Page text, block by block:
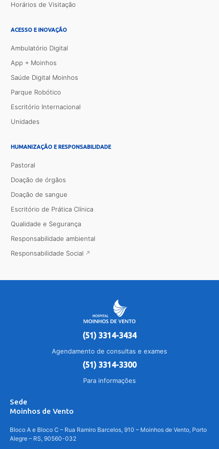
Horários de Visitação
ACESSO E INOVAÇÃO
Ambulatório Digital
App + Moinhos
Saúde Digital Moinhos
Parque Robótico
Escritório Internacional
Unidades
HUMANIZAÇÃO E RESPONSABILIDADE
Pastoral
Doação de órgãos
Doação de sangue
Escritório de Prática Clínica
Qualidade e Segurança
Responsabilidade ambiental
Responsabilidade Social
(51) 3314-3434
Agendamento de consultas e exames
(51) 3314-3300
Para informações
Sede
Moinhos de Vento
Bloco A e Bloco C – Rua Ramiro Barcelos, 910 – Moinhos de Vento, Porto
Alegre – RS, 90560-032